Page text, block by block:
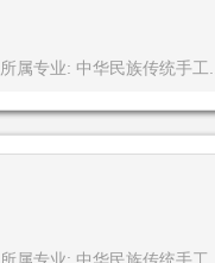
所属专业: 中华民族传统手工...